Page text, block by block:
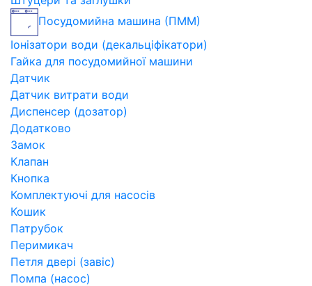
Посудомийна машина (ПММ)
Іонізатори води (декальціфікатори)
Гайка для посудомийної машини
Датчик
Датчик витрати води
Диспенсер (дозатор)
Додатково
Замок
Клапан
Кнопка
Комплектуючі для насосів
Кошик
Патрубок
Перимикач
Петля двері (завіс)
Помпа (насос)